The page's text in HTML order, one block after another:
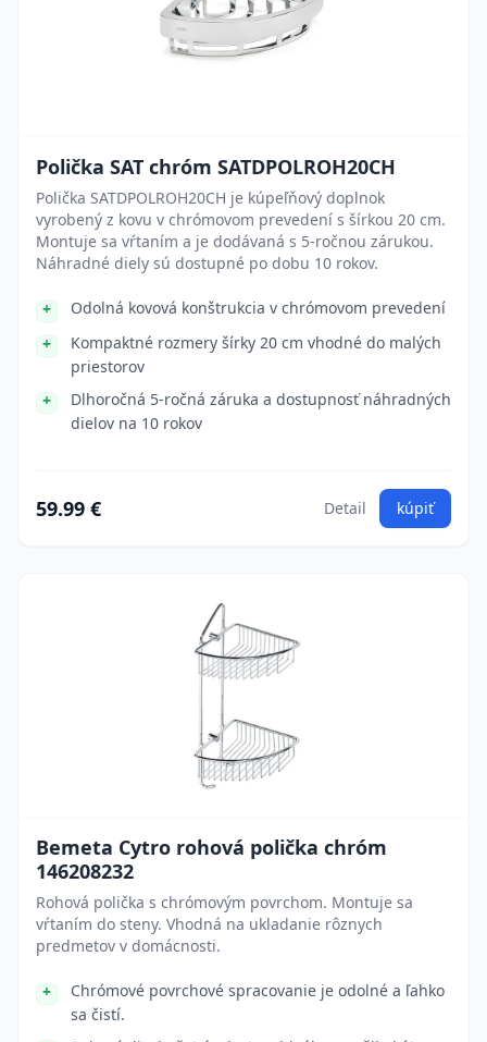
Polička SAT chróm SATDPOLROH20CH
Polička SATDPOLROH20CH je kúpeľňový doplnok
vyrobený z kovu v chrómovom prevedení s šírkou 20 cm.
Montuje sa vŕtaním a je dodávaná s 5-ročnou zárukou.
Náhradné diely sú dostupné po dobu 10 rokov.
Odolná kovová konštrukcia v chrómovom prevedení
Kompaktné rozmery šírky 20 cm vhodné do malých
priestorov
Dlhoročná 5-ročná záruka a dostupnosť náhradných
dielov na 10 rokov
59.99 € Detail kúpiť
Bemeta Cytro rohová polička chróm
146208232
Rohová polička s chrómovým povrchom. Montuje sa
vŕtaním do steny. Vhodná na ukladanie rôznych
predmetov v domácnosti.
Chrómové povrchové spracovanie je odolné a ľahko
sa čistí.